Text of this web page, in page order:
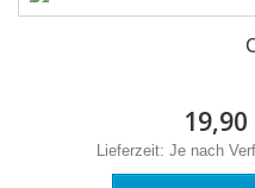
19,90
Lieferzeit: Je nach